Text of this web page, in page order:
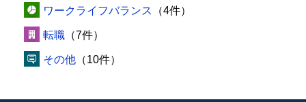
ワークライフバランス （4件）
転職 （7件）
その他 （10件）